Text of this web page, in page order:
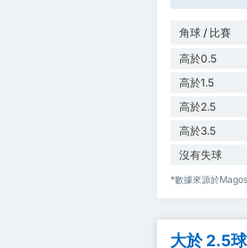
角球 / 比賽
高於0.5
高於1.5
高於2.5
高於3.5
沒有失球
*數據來源於
大於 2.5